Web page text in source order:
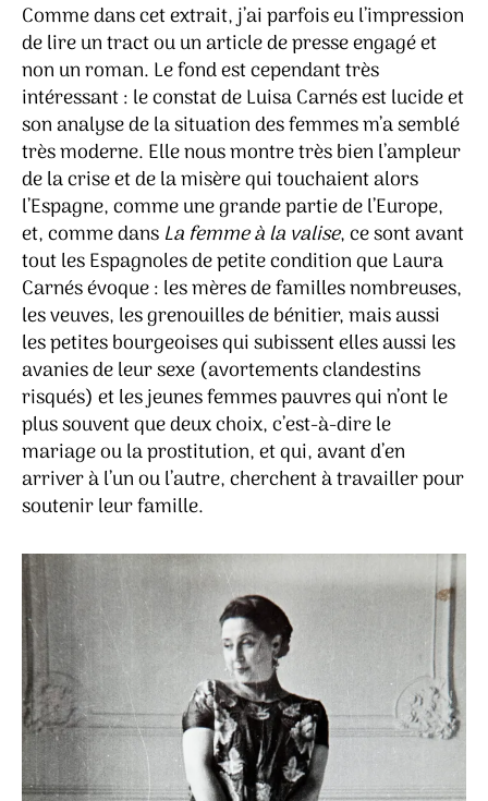
Comme dans cet extrait, j’ai parfois eu l’impression
de lire un tract ou un article de presse engagé et
non un roman. Le fond est cependant très
intéressant : le constat de Luisa Carnés est lucide et
son analyse de la situation des femmes m’a semblé
très moderne. Elle nous montre très bien l’ampleur
de la crise et de la misère qui touchaient alors
l’Espagne, comme une grande partie de l’Europe,
et, comme dans La femme à la valise, ce sont avant
tout les Espagnoles de petite condition que Laura
Carnés évoque : les mères de familles nombreuses,
les veuves, les grenouilles de bénitier, mais aussi
les petites bourgeoises qui subissent elles aussi les
avanies de leur sexe (avortements clandestins
risqués) et les jeunes femmes pauvres qui n’ont le
plus souvent que deux choix, c’est-à-dire le
mariage ou la prostitution, et qui, avant d’en
arriver à l’un ou l’autre, cherchent à travailler pour
soutenir leur famille.